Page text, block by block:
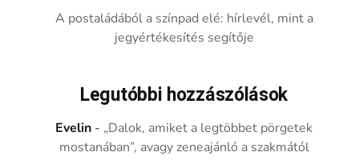
A postaládából a színpad elé: hírlevél, mint a
jegyértékesítés segítője
Legutóbbi hozzászólások
Evelin - „Dalok, amiket a legtöbbet pörgetek
mostanában”, avagy zeneajánló a szakmától